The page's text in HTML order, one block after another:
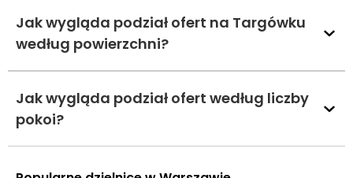
Jak wygląda podział ofert na Targówku
według powierzchni?
Jak wygląda podział ofert według liczby
pokoi?